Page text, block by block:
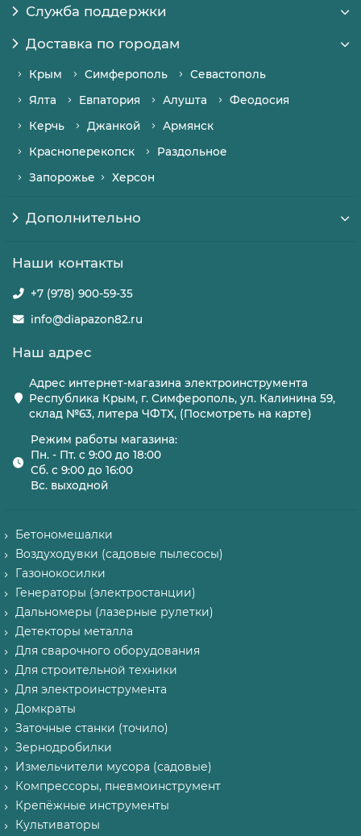
Служба поддержки
Доставка по городам
Крым Симферополь
Севастополь
Ялта
Евпатория Алушта
Феодосия
Керчь
Джанкой
Армянск
Красноперекопск
Раздольное
Запорожье
Херсон
Дополнительно
Наши контакты
+7 (978) 900-59-35
info@diapazon82.ru
Наш адрес
Адрес интернет-магазина электроинструмента
Республика Крым, г. Симферополь, ул. Калинина 59,
склад №63, литера ЧФТХ, (Посмотреть на карте)
Режим работы магазина:
Пн. - Пт. с 9:00 до 18:00
Сб. с 9:00 до 16:00
Вс. выходной
Бетономешалки
Воздуходувки (садовые пылесосы)
Газонокосилки
Генераторы (электростанции)
Дальномеры (лазерные рулетки)
Детекторы металла
Для сварочного оборудования
Для строительной техники
Для электроинструмента
Домкраты
Заточные станки (точило)
Зернодробилки
Измельчители мусора (садовые)
Компрессоры, пневмоинструмент
Крепёжные инструменты
Культиваторы